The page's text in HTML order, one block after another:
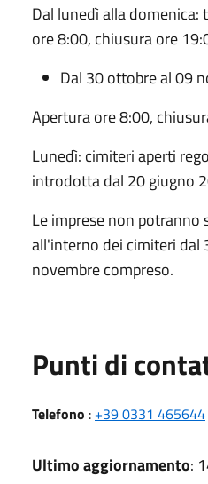
Dal lunedì alla
ore 8:00, chiusura ore
Dal 30 ottobre al 09
Apertura ore 8:00,
Lunedì: cimiteri aperti
introdotta dal 20 giugno
Le imprese non potranno
all'interno dei cimiteri dal
novembre compreso.
Punti di
Telefono : +39 0331 465644
Ultimo aggiornamento: